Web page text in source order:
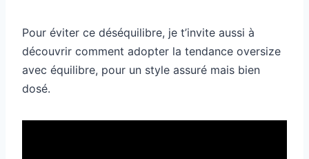
Pour éviter ce déséquilibre, je t’invite aussi à
découvrir comment adopter la tendance oversize
avec équilibre, pour un style assuré mais bien
dosé.